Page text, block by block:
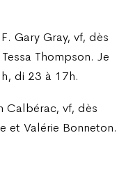
Gary Gray, vf, dès
Thompson. Je
di 23 à 17h.
Calbérac, vf, dès
et Valérie Bonneton.